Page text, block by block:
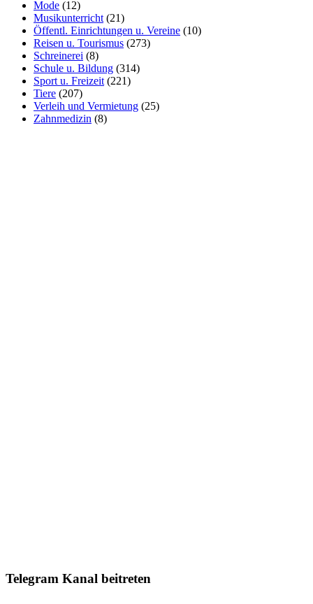
Mode (12)
Musikunterricht (21)
Öffentl. Einrichtungen u. Vereine (10)
Reisen u. Tourismus (273)
Schreinerei (8)
Schule u. Bildung (314)
Sport u. Freizeit (221)
Tiere (207)
Verleih und Vermietung (25)
Zahnmedizin (8)
Telegram Kanal beitreten